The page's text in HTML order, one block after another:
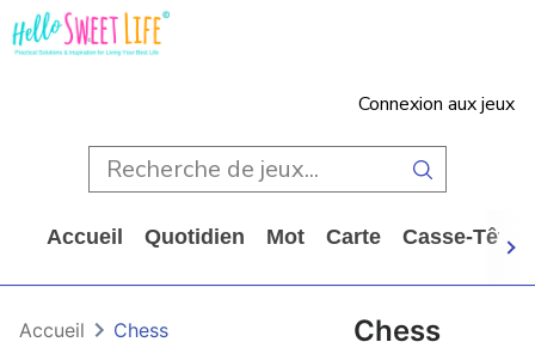
Connexion aux jeux
Accueil Quotidien Mot Carte Casse-Tête
Chess
Accueil Chess